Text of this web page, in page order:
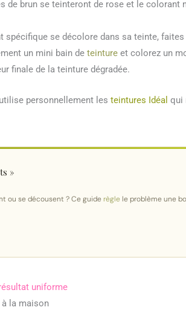
de brun se teinteront de rose et le colorant
spécifique se décolore dans sa teinte,
un mini bain de teinture et colorez un
finale de la teinture dégradée.
personnellement les teintures Idéal qui
»
ou se décousent ? Ce guiderèglele problème une
uniforme
la maison